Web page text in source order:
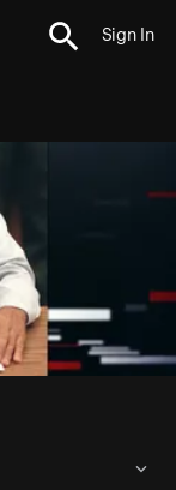
Sign In